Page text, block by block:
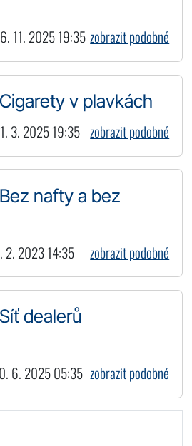
11. 2025 19:35 zobrazit podobné
v plavkách
3. 2025 19:35 zobrazit podobné
nafty a bez
2. 2023 14:35 zobrazit podobné
dealerů
6. 2025 05:35 zobrazit podobné